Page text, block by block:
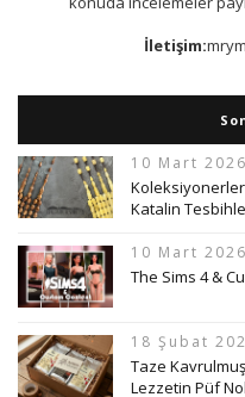
İletişim:
10 Mart 2026
Katalin
10 Mart 2026
The Sims 4 &
18 Şubat
Taze
Lezzetin Püf